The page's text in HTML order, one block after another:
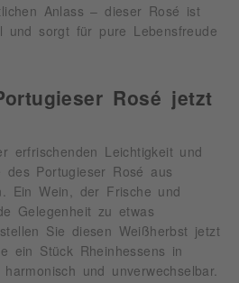
Anlass – dieser Rosé ist
und sorgt für pure Lebensfreude
Rosé jetzt
erfrischenden Leichtigkeit und
des Portugieser Rosé aus
Ein Wein, der Frische und
Gelegenheit zu etwas
Sie diesen Weißherbst jetzt
ein Stück Rheinhessens in
und unverwechselbar.